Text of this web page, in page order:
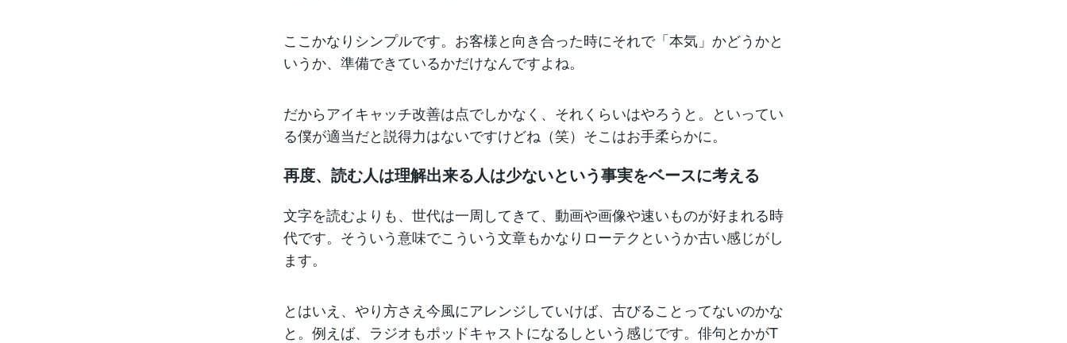
ここかなりシンプルです。お客様と向き合った時にそれで「本気」かどうかと
いうか、準備できているかだけなんですよね。
だからアイキャッチ改善は点でしかなく、それくらいはやろうと。といってい
る僕が適当だと説得力はないですけどね（笑）そこはお手柔らかに。
再度、読む人は理解出来る人は少ないという事実をベースに考える
文字を読むよりも、世代は一周してきて、動画や画像や速いものが好まれる時
代です。そういう意味でこういう文章もかなりローテクというか古い感じがし
ます。
とはいえ、やり方さえ今風にアレンジしていけば、古びることってないのかな
と。例えば、ラジオもポッドキャストになるしという感じです。俳句とかがT